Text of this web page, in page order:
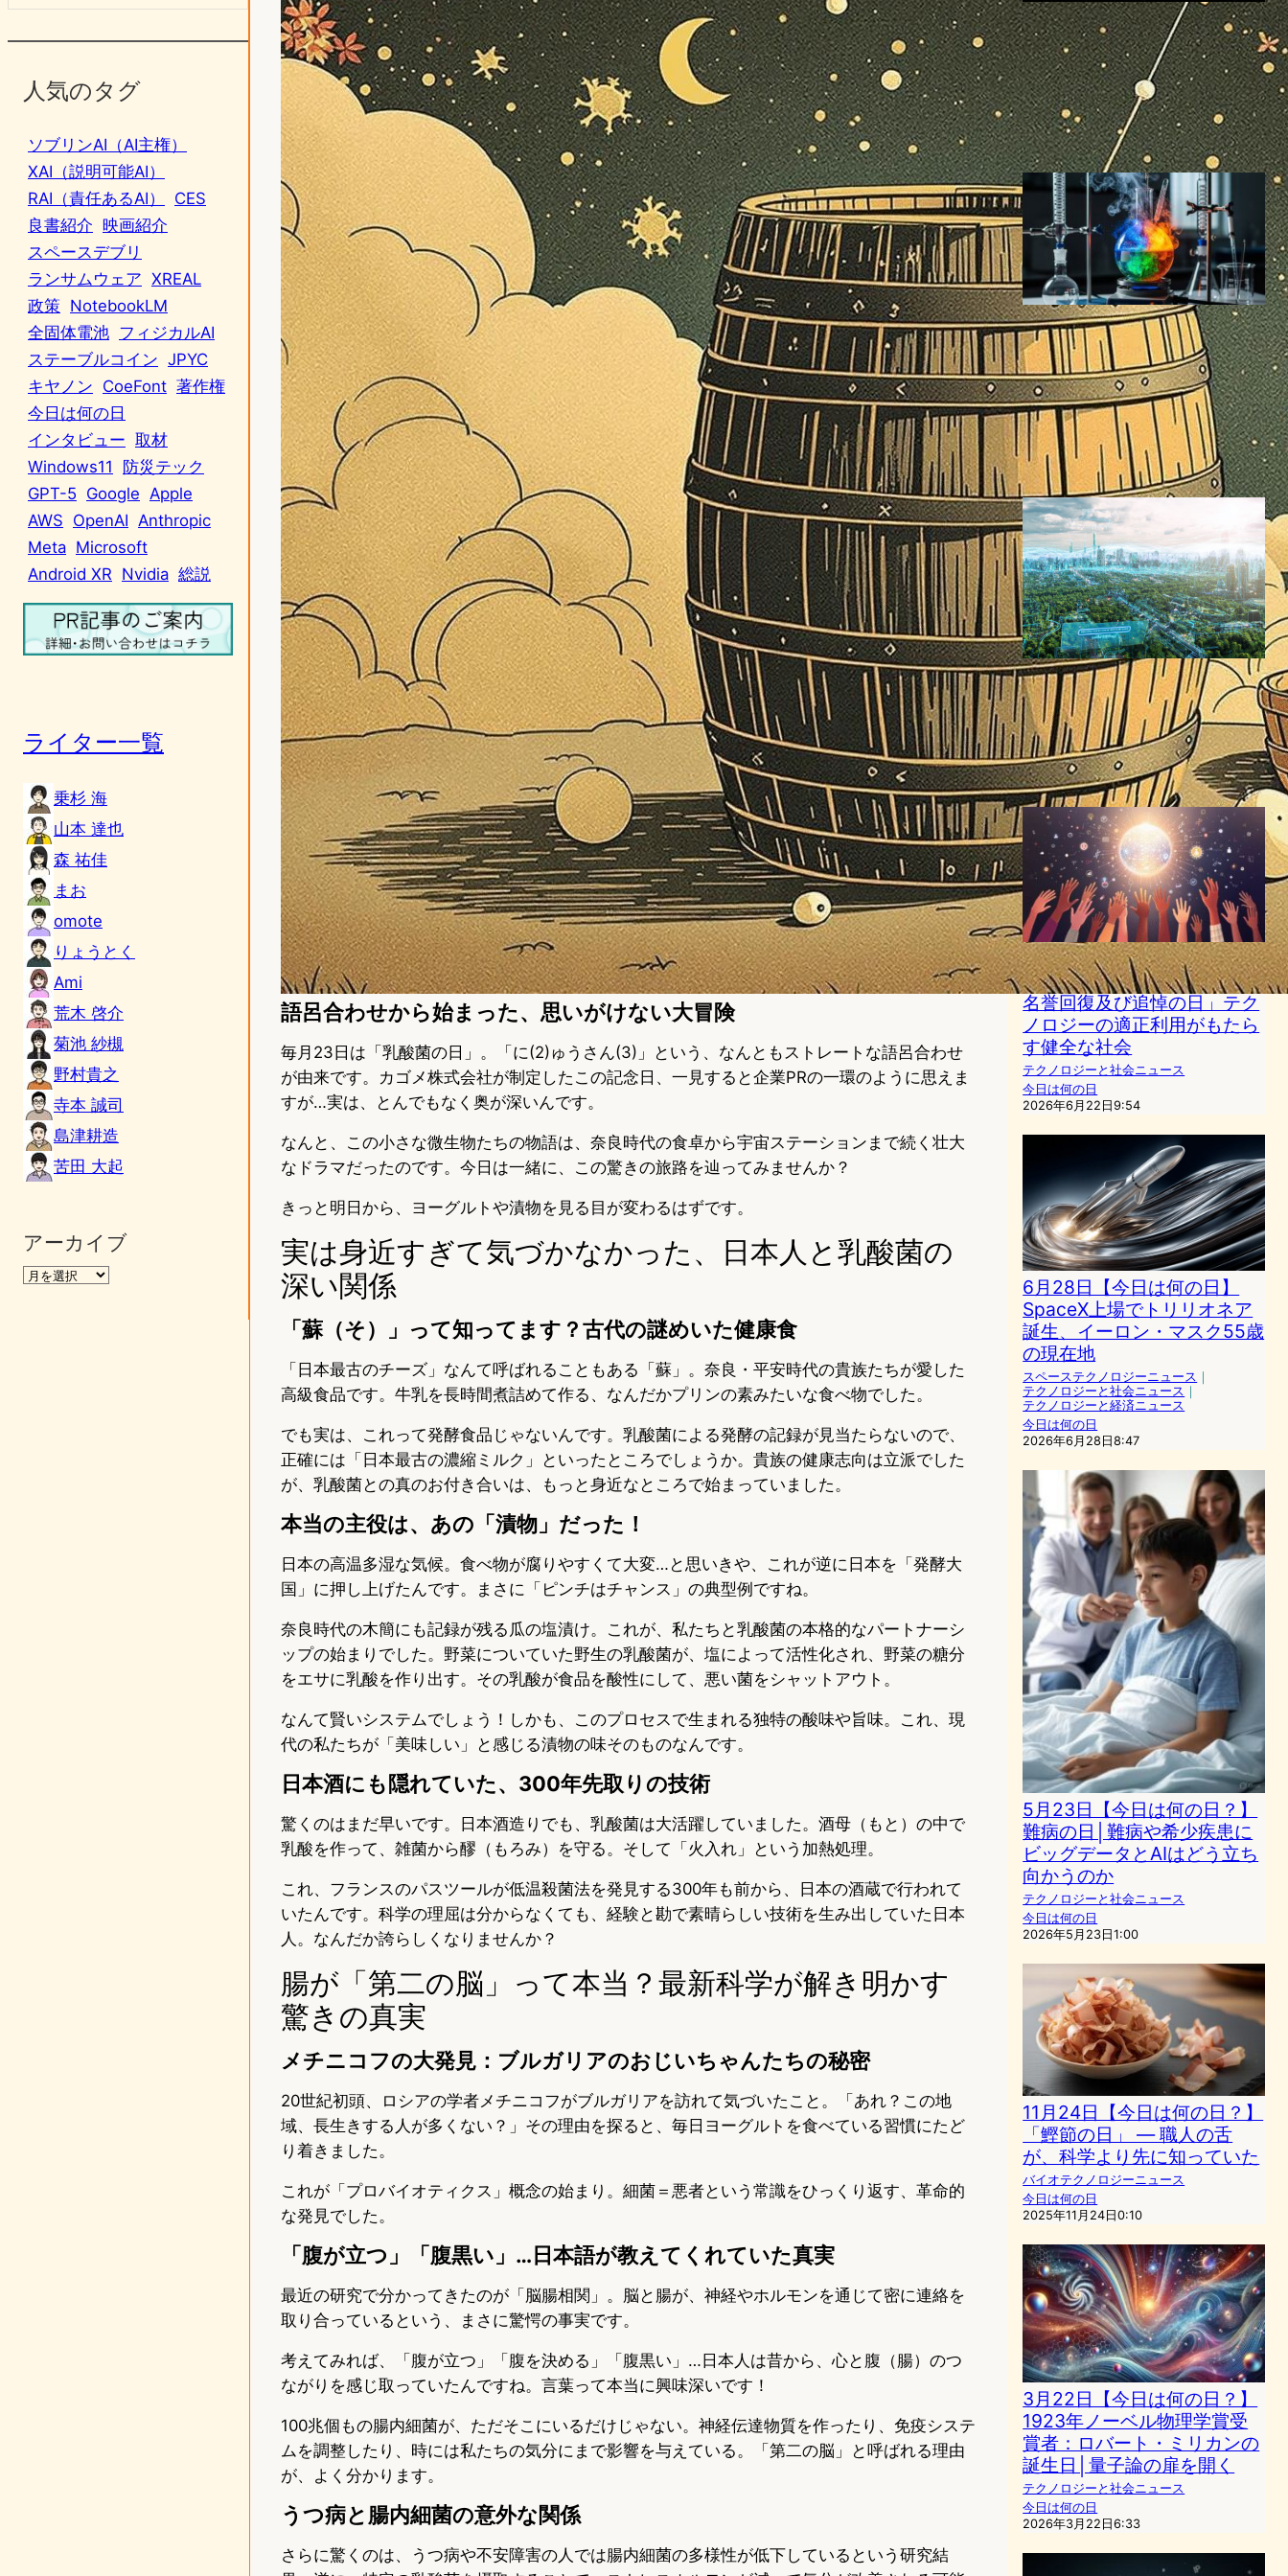
人気のタグ
ソブリンAI（AI主権）
XAI（説明可能AI）
RAI（責任あるAI）
CES
良書紹介 映画紹介
スペースデブリ
ランサムウェア XREAL
政策 NotebookLM
全固体電池 フィジカルAI
ステーブルコイン JPYC
キヤノン CoeFont 著作権
今日は何の日
インタビュー 取材
Windows11
防災テック
GPT-5 Google Apple
AWS OpenAI Anthropic
Meta Microsoft
Android XR Nvidia 総説
ライター一覧
乗杉 海
山本 達也
森 祐佳
まお
omote
りょうとく
Ami
荒木 啓介
菊池 紗槻
野村貴之
寺本 誠司
島津耕造
苦田 大起
アーカイブ
語呂合わせから始まった、思いがけない大冒険
毎月23日は「乳酸菌の日」。「に(2)ゅうさん(3)」という、なんともストレートな語呂合わせ
が由来です。カゴメ株式会社が制定したこの記念日、一見すると企業PRの一環のように思えま
すが…実は、とんでもなく奥が深いんです。
なんと、この小さな微生物たちの物語は、奈良時代の食卓から宇宙ステーションまで続く壮大
なドラマだったのです。今日は一緒に、この驚きの旅路を辿ってみませんか？
きっと明日から、ヨーグルトや漬物を見る目が変わるはずです。
実は身近すぎて気づかなかった、日本人と乳酸菌の
深い関係
「蘇（そ）」って知ってます？古代の謎めいた健康食
「日本最古のチーズ」なんて呼ばれることもある「蘇」。奈良・平安時代の貴族たちが愛した
高級食品です。牛乳を長時間煮詰めて作る、なんだかプリンの素みたいな食べ物でした。
でも実は、これって発酵食品じゃないんです。乳酸菌による発酵の記録が見当たらないので、
正確には「日本最古の濃縮ミルク」といったところでしょうか。貴族の健康志向は立派でした
が、乳酸菌との真のお付き合いは、もっと身近なところで始まっていました。
本当の主役は、あの「漬物」だった！
日本の高温多湿な気候。食べ物が腐りやすくて大変…と思いきや、これが逆に日本を「発酵大
国」に押し上げたんです。まさに「ピンチはチャンス」の典型例ですね。
奈良時代の木簡にも記録が残る瓜の塩漬け。これが、私たちと乳酸菌の本格的なパートナーシ
ップの始まりでした。野菜についていた野生の乳酸菌が、塩によって活性化され、野菜の糖分
をエサに乳酸を作り出す。その乳酸が食品を酸性にして、悪い菌をシャットアウト。
なんて賢いシステムでしょう！しかも、このプロセスで生まれる独特の酸味や旨味。これ、現
代の私たちが「美味しい」と感じる漬物の味そのものなんです。
日本酒にも隠れていた、300年先取りの技術
驚くのはまだ早いです。日本酒造りでも、乳酸菌は大活躍していました。酒母（もと）の中で
乳酸を作って、雑菌から醪（もろみ）を守る。そして「火入れ」という加熱処理。
これ、フランスのパスツールが低温殺菌法を発見する300年も前から、日本の酒蔵で行われて
いたんです。科学の理屈は分からなくても、経験と勘で素晴らしい技術を生み出していた日本
人。なんだか誇らしくなりませんか？
腸が「第二の脳」って本当？最新科学が解き明かす
驚きの真実
メチニコフの大発見：ブルガリアのおじいちゃんたちの秘密
20世紀初頭、ロシアの学者メチニコフがブルガリアを訪れて気づいたこと。「あれ？この地
域、長生きする人が多くない？」その理由を探ると、毎日ヨーグルトを食べている習慣にたど
り着きました。
これが「プロバイオティクス」概念の始まり。細菌＝悪者という常識をひっくり返す、革命的
な発見でした。
「腹が立つ」「腹黒い」…日本語が教えてくれていた真実
最近の研究で分かってきたのが「脳腸相関」。脳と腸が、神経やホルモンを通じて密に連絡を
取り合っているという、まさに驚愕の事実です。
考えてみれば、「腹が立つ」「腹を決める」「腹黒い」…日本人は昔から、心と腹（腸）のつ
ながりを感じ取っていたんですね。言葉って本当に興味深いです！
100兆個もの腸内細菌が、ただそこにいるだけじゃない。神経伝達物質を作ったり、免疫システ
ムを調整したり、時には私たちの気分にまで影響を与えている。「第二の脳」と呼ばれる理由
が、よく分かります。
うつ病と腸内細菌の意外な関係
さらに驚くのは、うつ病や不安障害の人では腸内細菌の多様性が低下しているという研究結
8月24日【今日は何の日？】
「冥王星が『準惑星』になっ
た日」─冥王星の「価値」は
降格させられたのか？
スペーステクノロジーニュース
今日は何の日
2025年8月24日0:10
10月23日【今日は何の
日？】「化学の日」──セン
トラルサイエンス？素材から
生き物まで説明できる守備範
囲の広い学問
サステナブルニュース
今日は何の日
2025年10月23日0:10
3月23日【今日は何の日？】
世界気象デーと2030年の
「気象連動型社会」
サステナブルニュース
今日は何の日
2026年3月23日6:00
6月22日【今日は何の日？】
「らい予防法による被害者の
名誉回復及び追悼の日」テク
ノロジーの適正利用がもたら
す健全な社会
テクノロジーと社会ニュース
今日は何の日
2026年6月22日9:54
6月28日【今日は何の日】
SpaceX上場でトリリオネア
誕生、イーロン・マスク55歳
の現在地
スペーステクノロジーニュース ｜
テクノロジーと社会ニュース ｜
テクノロジーと経済ニュース
今日は何の日
2026年6月28日8:47
5月23日【今日は何の日？】
難病の日│難病や希少疾患に
ビッグデータとAIはどう立ち
向かうのか
テクノロジーと社会ニュース
今日は何の日
2026年5月23日1:00
11月24日【今日は何の日？】
「鰹節の日」 — 職人の舌
が、科学より先に知っていた
バイオテクノロジーニュース
今日は何の日
2025年11月24日0:10
3月22日【今日は何の日？】
1923年ノーベル物理学賞受
賞者：ロバート・ミリカンの
誕生日│量子論の扉を開く
テクノロジーと社会ニュース
今日は何の日
2026年3月22日6:33